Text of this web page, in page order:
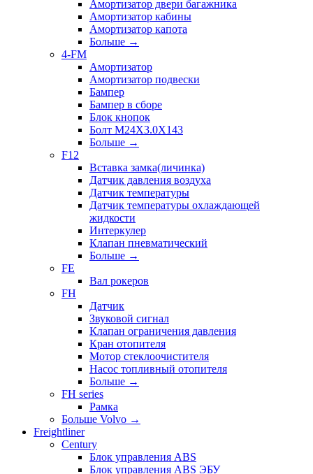
Амортизатор двери багажника
Амортизатор кабины
Амортизатор капота
Больше →
4-FM
Амортизатор
Амортизатор подвески
Бампер
Бампер в сборе
Блок кнопок
Болт M24X3.0X143
Больше →
F12
Вставка замка(личинка)
Датчик давления воздуха
Датчик температуры
Датчик температуры охлаждающей
жидкости
Интеркулер
Клапан пневматический
Больше →
FE
Вал рокеров
FH
Датчик
Звуковой сигнал
Клапан ограничения давления
Кран отопителя
Мотор стеклоочистителя
Насос топливный отопителя
Больше →
FH series
Рамка
Больше Volvo →
Freightliner
Century
Блок управления ABS
Блок управления ABS ЭБУ